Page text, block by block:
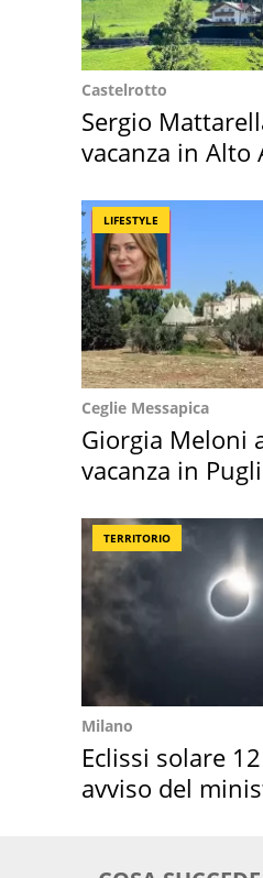
Castelrotto
Sergio
vacanza in Alto
LIFESTYLE
Ceglie Messapica
Giorgia Meloni
vacanza in
TERRITORIO
Milano
Eclissi solare
avviso del